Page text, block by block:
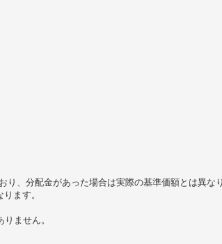
、分配金があった場合は実際の基準価額とは異な
ます。
ません。